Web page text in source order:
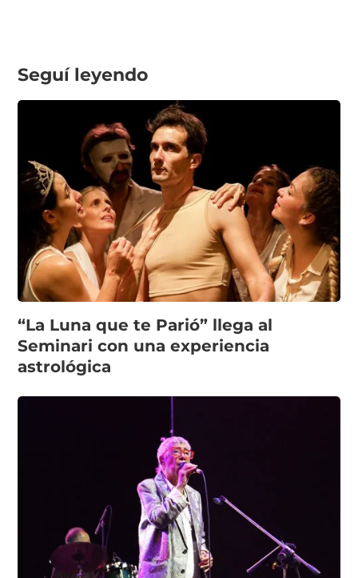
Seguí leyendo
“La Luna que te Parió” llega al
Seminari con una experiencia
astrológica